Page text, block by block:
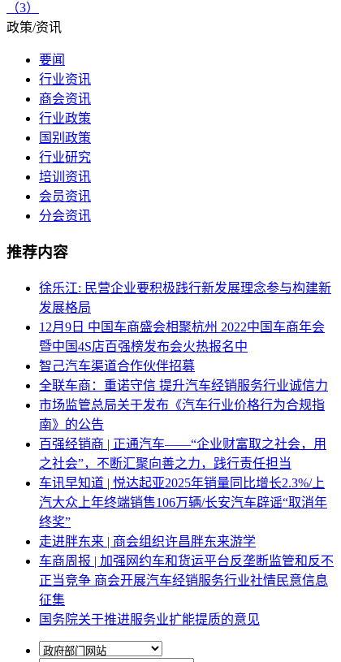
（3）
政策/资讯
要闻
行业资讯
商会资讯
行业政策
国别政策
行业研究
培训资讯
会员资讯
分会资讯
推荐内容
徐乐江: 民营企业要积极践行新发展理念参与构建新
发展格局
12月9日 中国车商盛会相聚杭州 2022中国车商年会
暨中国4S店百强榜发布会火热报名中
智己汽车渠道合作伙伴招募
全联车商：重诺守信 提升汽车经销服务行业诚信力
市场监管总局关于发布《汽车行业价格行为合规指
南》的公告
百强经销商 | 正通汽车——“企业财富取之社会，用
之社会”，不断汇聚向善之力，践行责任担当
车讯早知道 | 悦达起亚2025年销量同比增长2.3%/上
汽大众上年终端销售106万辆/长安汽车辟谣“取消年
终奖”
走进胖东来 | 商会组织许昌胖东来游学
车商周报 | 加强网约车和货运平台反垄断监管和反不
正当竞争 商会开展汽车经销服务行业社情民意信息
征集
国务院关于推进服务业扩能提质的意见